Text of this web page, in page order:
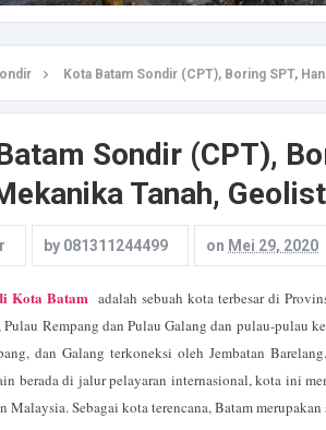
Kota Batam Sondir (CPT), Boring SPT,
Sondir (CPT),
Tanah,
by 081311244499 on Mei 29, 2020
Kota Batam adalah sebuah kota terbesar di
Pulau Rempang dan Pulau Galang dan pulau-pulau
dan Galang terkoneksi oleh Jembatan
berada di jalur pelayaran internasional, kota ini
Malaysia. Sebagai kota terencana, Batam